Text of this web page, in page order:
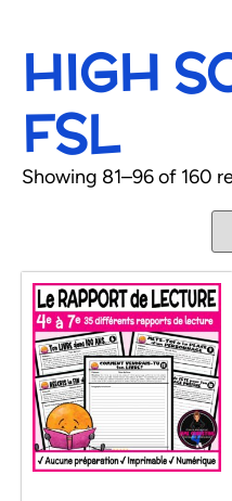
HIGH
FSL
Showing 81–96 of 160